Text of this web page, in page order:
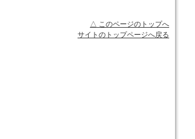
△ このページのトップへ
サイトのトップページへ戻る